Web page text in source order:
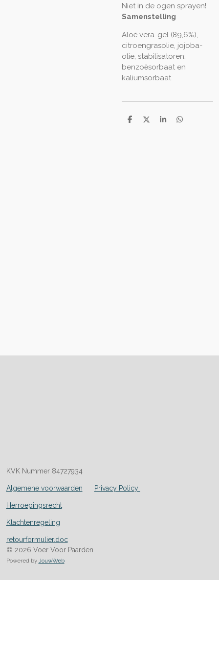
Niet in de ogen sprayen!
Samenstelling
Aloë vera-gel (89,6%),
citroengrasolie, jojoba-
olie, stabilisatoren:
benzoësorbaat en
kaliumsorbaat
D
D
S
D
KVK Nummer 84727934
Algemene voorwaarden Privacy Policy
Herroepingsrecht
Klachtenregeling
retourformulier.doc
© 2026 Voer Voor Paarden
Powered by JouwWeb